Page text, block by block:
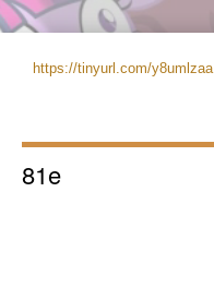
https://tinyurl.com/y8umlzaa
81e